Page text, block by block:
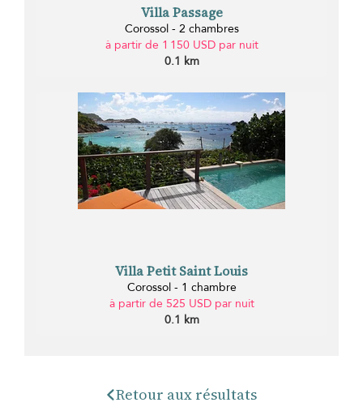
Villa Passage
Corossol - 2 chambres
à partir de 1 150 USD par nuit
0.1 km
Villa Petit Saint Louis
Corossol - 1 chambre
à partir de 525 USD par nuit
0.1 km
Retour aux résultats